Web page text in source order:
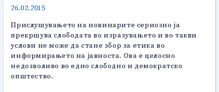
26.02.2015
Прислушувањето на новинарите сериозно ја
прекршува слободата во изразувањето и во такви
услови не може да стане збор за етика во
информирањето на јавноста. Ова е целосно
недозволиво во едно слободно и демократско
општество.